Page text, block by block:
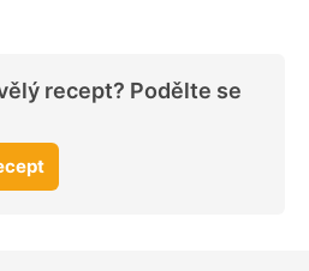
recept? Podělte se